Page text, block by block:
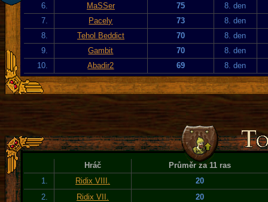
6.
MaSSer 75
8. den
7.
Pacely 73
8. den
8.
Tehol Beddict 70
8. den
9.
Gambit 70
8. den
10.
Abadir2 69 8. den
Hráč
Průměr za 11 ras
1.
Ridix VIII.
20
2.
Ridix VII.
20